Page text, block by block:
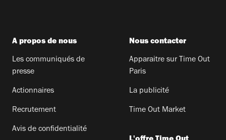
A propos de nous
Les communiqués de
presse
Actionnaires
Recrutement
Avis de confidentialité
Nous contacter
Apparaitre sur Time Out
Paris
La publicité
Time Out Market